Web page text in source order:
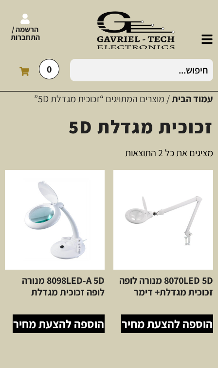
הרשמה /
התחברות
0
עמוד הבית/ מוצרים המתויגים “זכוכית מגדלת 5D”
זכוכית מגדלת 5D
מציגים את כל ⁦2⁩ התוצאות
8070LED 5D מנורה לופה
זכוכית מגדלת+ דימר
הוספה להצעת מחיר
8098LED-A 5D מנורה
לופה זכוכית מגדלת
הוספה להצעת מחיר